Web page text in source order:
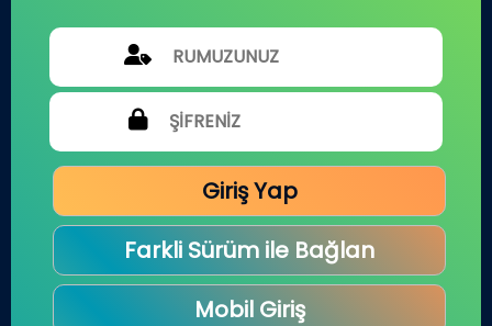
Giriş Yap
Farkli Sürüm ile Bağlan
Mobil Giriş